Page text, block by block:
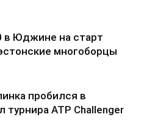
в Юджине на старт
многоборцы
пробился в
турнира ATP Challenger